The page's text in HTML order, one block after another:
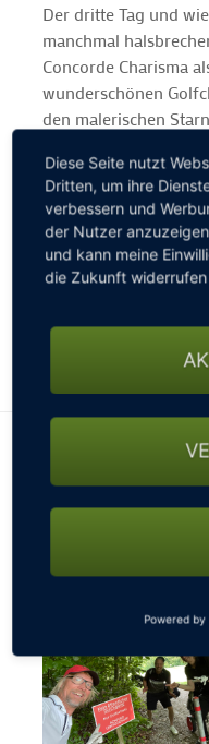
Der dritte Tag und
manchmal
Concorde Charisma
wunderschönen
den malerischen
mit einem
kleiner Tipp nach drei
Adventure gefällig?
den jeweiligen
gesperrten Straßen,
könnte es mit der
Diese Seite nutzt
Dritten, um ihre
verbessern und
der Nutzer
und kann meine
die Zukunft
Powered by